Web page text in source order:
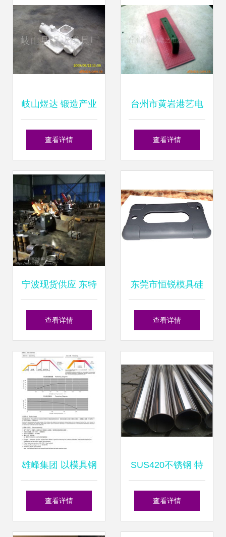
塑服务一体化的可
靠伙伴
岐山煜达 锻造产业
中的匠心传承与创
查看详情
台州市黄岩港艺电
器模具厂 匠心锻
列概览
查看详情
宁波现货供应 东特
CR12MoV模具钢
送服务完善
查看详情
东莞市恒锐模具硅
胶制品厂 模具钢选
势解析
查看详情
雄峰集团 以模具钢
为核心，多元拓展
查看详情
SUS420不锈钢 特
性、圆钢锻造与应
查看详情